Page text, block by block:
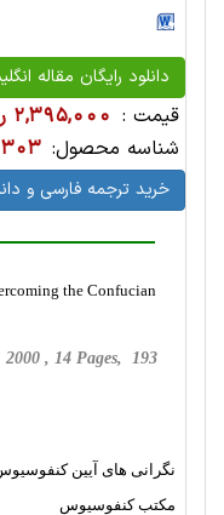
دانلود رایگان مقاله
قیمت : 2,395,000 ریال
شناسه محصول:
خرید ترجمه فارسی و
the Confucian
, 14 Pages, 193
نگرانی های آیین
مکتب کنفوسیوس